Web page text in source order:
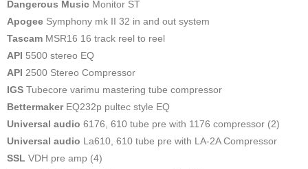
Dangerous Music Monitor ST
Apogee Symphony mk II 32 in and out system
Tascam MSR16 16 track reel to reel
API 5500 stereo EQ
API 2500 Stereo Compressor
IGS Tubecore varimu mastering tube compressor
Bettermaker EQ232p pultec style EQ
Universal audio 6176, 610 tube pre with 1176 compressor (2)
Universal audio La610, 610 tube pre with LA-2A Compressor
SSL VDH pre amp (4)